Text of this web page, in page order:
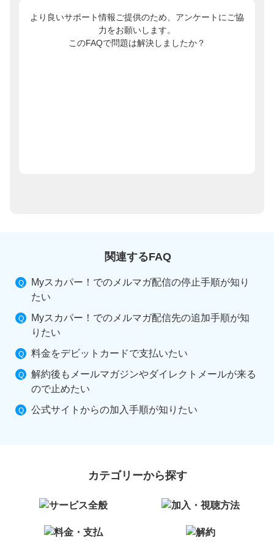
より良いサポート情報ご提供のため、アンケートにご協
力をお願いします。
このFAQで問題は解決しましたか？
関連するFAQ
Myスカパー！でのメルマガ配信の停止手順が知り
たい
Myスカパー！でのメルマガ配信先の追加手順が知
りたい
料金をデビットカードで支払いたい
解約後もメールマガジンやダイレクトメールが来る
ので止めたい
公式サイトからの加入手順が知りたい
カテゴリーから探す